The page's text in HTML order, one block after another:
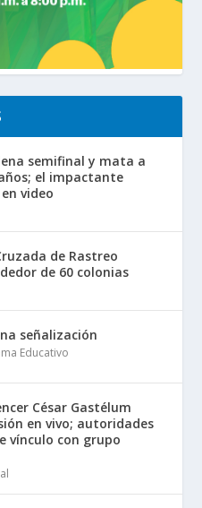
semifinal y mata a
el impactante
video
de Rastreo
de 60 colonias
señalización
Educativo
César Gastélum
en vivo; autoridades
vínculo con grupo